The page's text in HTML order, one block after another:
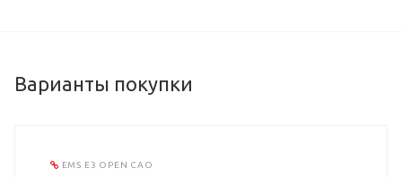
Варианты покупки
EMS E3 OPEN CAO